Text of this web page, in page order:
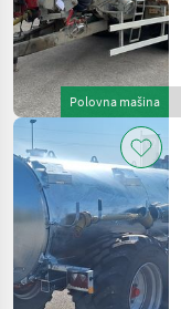
Polovna mašina